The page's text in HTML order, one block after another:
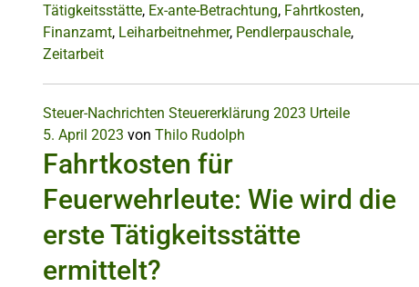
Tätigkeitsstätte, Ex-ante-Betrachtung, Fahrtkosten,
Finanzamt, Leiharbeitnehmer, Pendlerpauschale,
Zeitarbeit
Steuer-Nachrichten Steuererklärung 2023 Urteile
5. April 2023 von Thilo Rudolph
Fahrtkosten für
Feuerwehrleute: Wie wird die
erste Tätigkeitsstätte
ermittelt?